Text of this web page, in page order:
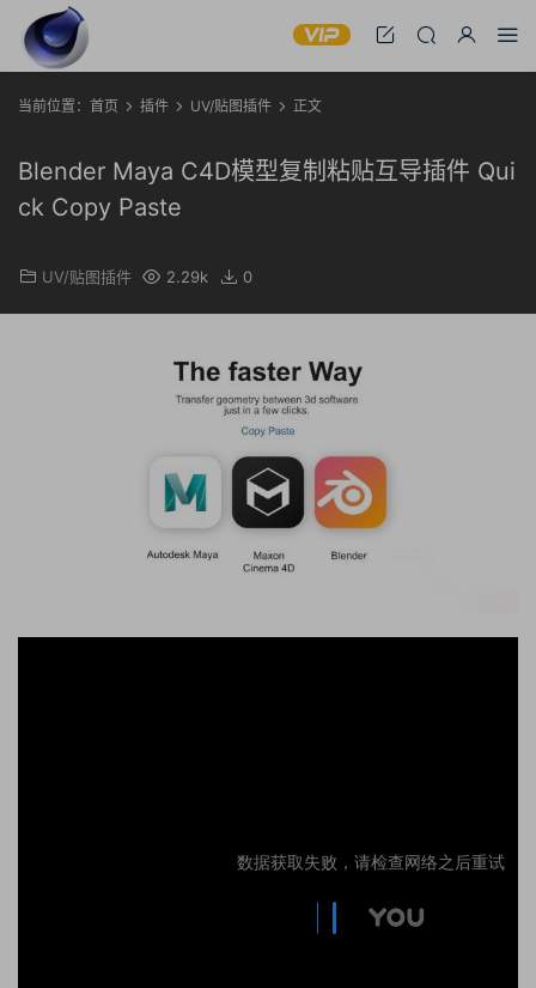
当前位置： 首页 插件 UV/贴图插件 正文
Blender Maya C4D模型复制粘贴互导插件 Qui
ck Copy Paste
UV/贴图插件 2.29k 0